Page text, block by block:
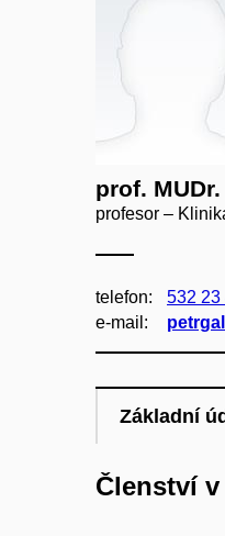
prof.
profesor –
telefon: 532 23
e‑mail:
Základní
Členství